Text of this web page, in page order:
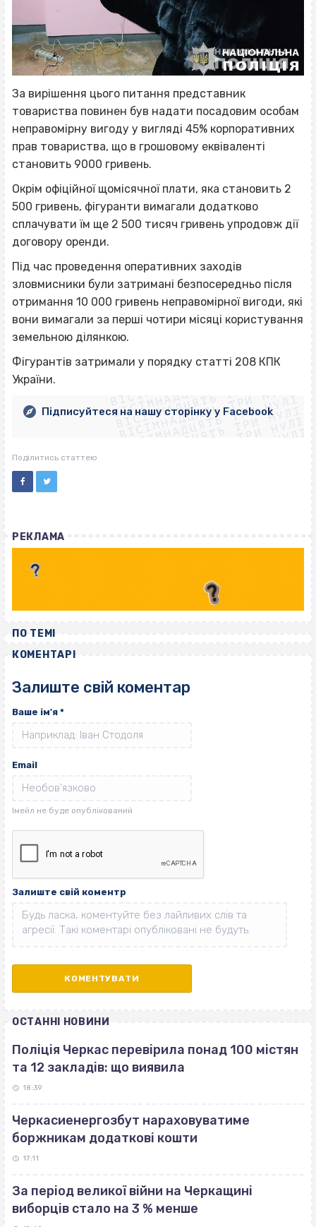
За вирішення цього питання представник
товариства повинен був надати посадовим особам
неправомірну вигоду у вигляді 45% корпоративних
прав товариства, що в грошовому еквіваленті
становить 9000 гривень.
Окрім офіційної щомісячної плати, яка становить 2
500 гривень, фігуранти вимагали додатково
сплачувати їм ще 2 500 тисяч гривень упродовж дії
договору оренди.
Під час проведення оперативних заходів
зловмисники були затримані безпосередньо після
отримання 10 000 гривень неправомірної вигоди, які
вони вимагали за перші чотири місяці користування
земельною ділянкою.
Фігурантів затримали у порядку статті 208 КПК
України.
ВІСІМНАДЦЯТЬ ТРИ НУЛІ
ВІСІМНАДЦЯТЬ ТРИ НУЛІ
ВІСІМНАДЦЯТЬ ТРИ НУЛІ
ВІСІМНАДЦЯТЬ ТРИ НУЛІ
ВІСІМНАДЦЯТЬ ТРИ НУЛІ
ВІСІМНАДЦЯТЬ ТРИ НУЛІ
ВІСІМНАДЦЯТЬ ТРИ НУЛІ
ВІСІМНАДЦЯТЬ ТРИ НУЛІ
Підписуйтеся на нашу сторінку у Facebook
Поділитись статтею
РЕКЛАМА
ПО ТЕМІ
КОМЕНТАРІ
Залиште свій коментар
Ваше ім'я *
Email
Залиште свій коментр
ОСТАННІ НОВИНИ
Поліція Черкас перевірила понад 100 містян
та 12 закладів: що виявила
18:39
Черкасиенергозбут нараховуватиме
боржникам додаткові кошти
17:11
За період великої війни на Черкащині
виборців стало на 3 % менше